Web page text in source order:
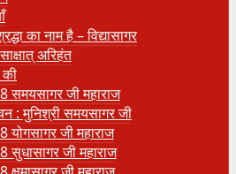
का नाम है – विद्यासागर
अरिहंत
की
समयसागर जी महाराज
: मुनिश्री समयसागर जी
योगसागर जी महाराज
सुधासागर जी महाराज